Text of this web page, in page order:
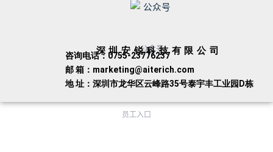
公众号
深圳安锐科技有限公司
咨询电话：0755-23776237
邮 箱：marketing@aiterich.com
地 址：深圳市龙华区云峰路35号泰宇丰工业园D栋
员工入口